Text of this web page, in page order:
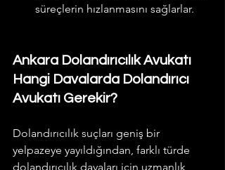
süreçlerin hızlanmasını sağlarlar.
Ankara Dolandırıcılık Avukatı
Hangi Davalarda Dolandırıcı
Avukatı Gerekir?
Dolandırıcılık suçları geniş bir
yelpazeye yayıldığından, farklı türde
dolandırıcılık davaları için uzmanlık